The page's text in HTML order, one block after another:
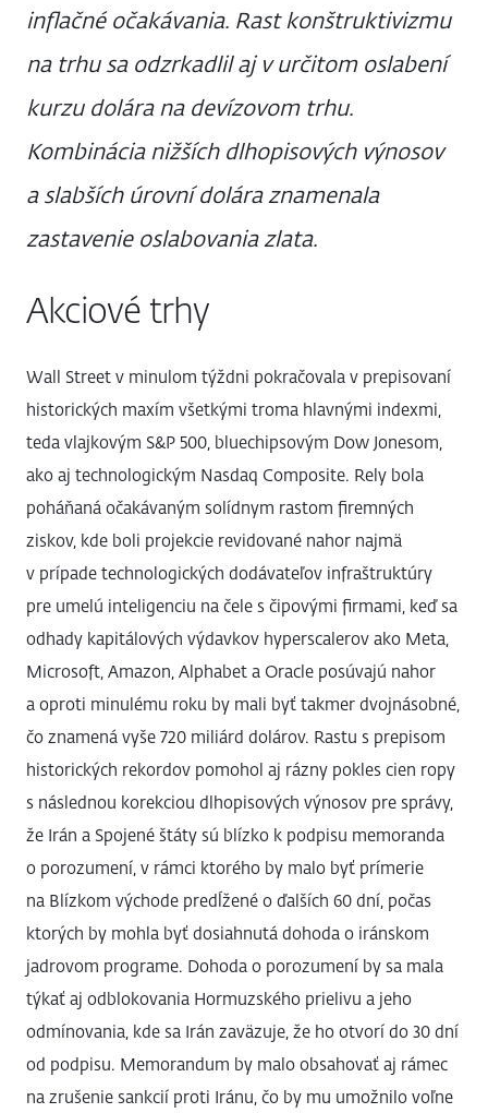
inflačné očakávania. Rast konštruktivizmu
na trhu sa odzrkadlil aj v určitom oslabení
kurzu dolára na devízovom trhu.
Kombinácia nižších dlhopisových výnosov
a slabších úrovní dolára znamenala
zastavenie oslabovania zlata.
Akciové trhy
Wall Street v minulom týždni pokračovala v prepisovaní
historických maxím všetkými troma hlavnými indexmi,
teda vlajkovým S&P 500, bluechipsovým Dow Jonesom,
ako aj technologickým Nasdaq Composite. Rely bola
poháňaná očakávaným solídnym rastom firemných
ziskov, kde boli projekcie revidované nahor najmä
v prípade technologických dodávateľov infraštruktúry
pre umelú inteligenciu na čele s čipovými firmami, keď sa
odhady kapitálových výdavkov hyperscalerov ako Meta,
Microsoft, Amazon, Alphabet a Oracle posúvajú nahor
a oproti minulému roku by mali byť takmer dvojnásobné,
čo znamená vyše 720 miliárd dolárov. Rastu s prepisom
historických rekordov pomohol aj rázny pokles cien ropy
s následnou korekciou dlhopisových výnosov pre správy,
že Irán a Spojené štáty sú blízko k podpisu memoranda
o porozumení, v rámci ktorého by malo byť prímerie
na Blízkom východe predĺžené o ďalších 60 dní, počas
ktorých by mohla byť dosiahnutá dohoda o iránskom
jadrovom programe. Dohoda o porozumení by sa mala
týkať aj odblokovania Hormuzského prielivu a jeho
odmínovania, kde sa Irán zaväzuje, že ho otvorí do 30 dní
od podpisu. Memorandum by malo obsahovať aj rámec
na zrušenie sankcií proti Iránu, čo by mu umožnilo voľne